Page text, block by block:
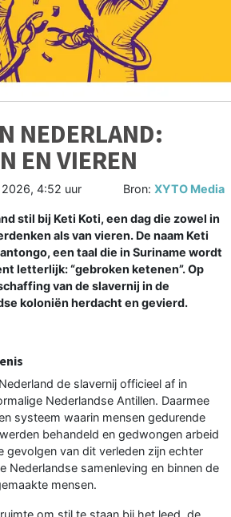
NEDERLAND:
EN VIEREN
2026, 4:52 uur Bron: XYTO Media
stil bij Keti Koti, een dag die zowel in
als van vieren. De naam Keti
een taal die in Suriname wordt
letterlijk: “gebroken ketenen”. Op
van de slavernij in de
koloniën herdacht en gevierd.
de slavernij officieel af in
Nederlandse Antillen. Daarmee
systeem waarin mensen gedurende
behandeld en gedwongen arbeid
gevolgen van dit verleden zijn echter
Nederlandse samenleving en binnen de
mensen.
om stil te staan bij het leed, de